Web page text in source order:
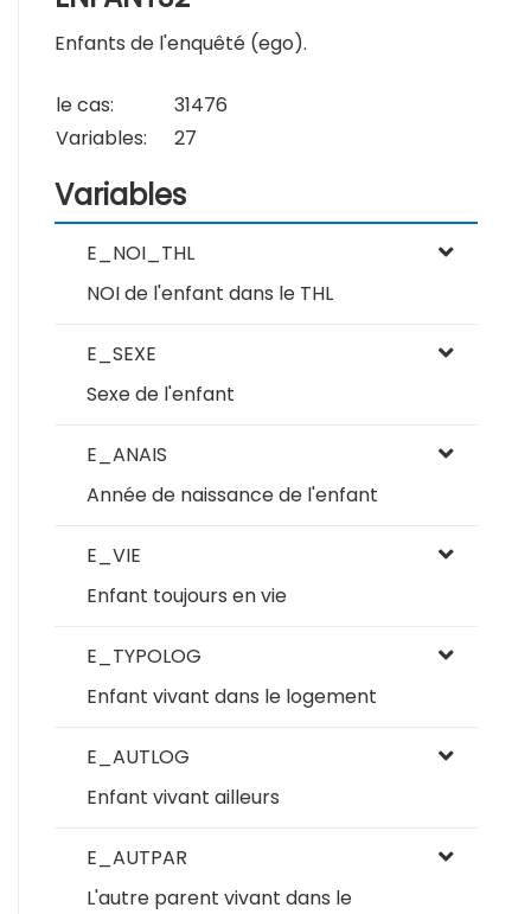
Enfants de l'enquêté (ego).
le cas:
31476
Variables:
27
Variables
E_NOI_THL
NOI de l'enfant dans le THL
E_SEXE
Sexe de l'enfant
E_ANAIS
Année de naissance de l'enfant
E_VIE
Enfant toujours en vie
E_TYPOLOG
Enfant vivant dans le logement
E_AUTLOG
Enfant vivant ailleurs
E_AUTPAR
L'autre parent vivant dans le